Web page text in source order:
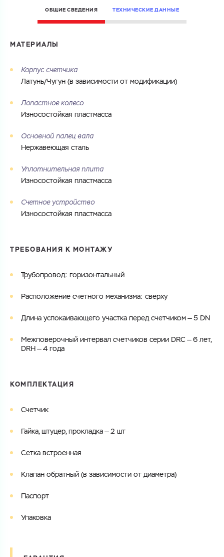
ОБЩИЕ СВЕДЕНИЯ ТЕХНИЧЕСКИЕ ДАННЫЕ
МАТЕРИАЛЫ
Корпус счетчика
Латунь/Чугун (в зависимости от модификации)
Лопастное колесо
Износостойкая пластмасса
Основной палец вала
Нержавеющая сталь
Уплотнительная плита
Износостойкая пластмасса
Счетное устройство
Износостойкая пластмасса
ТРЕБОВАНИЯ К МОНТАЖУ
Трубопровод: горизонтальный
Расположение счетного механизма: сверху
Длина успокаивающего участка перед счетчиком — 5 DN
Межповерочный интервал счетчиков серии DRC — 6 лет,
DRH — 4 года
КОМПЛЕКТАЦИЯ
Счетчик
Гайка, штуцер, прокладка — 2 шт
Сетка встроенная
Клапан обратный (в зависимости от диаметра)
Паспорт
Упаковка